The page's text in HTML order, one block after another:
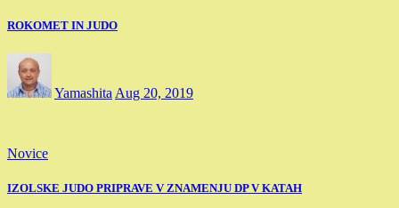
ROKOMET IN JUDO
Yamashita Aug 20, 2019
Novice
IZOLSKE JUDO PRIPRAVE V ZNAMENJU DP V KATAH